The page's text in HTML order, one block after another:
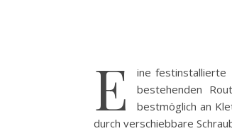
E
ine festinstallierte
bestehenden
bestmöglich an
durch verschiebbare